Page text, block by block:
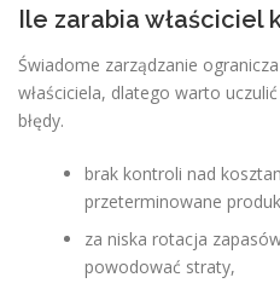
Ile zarabia właściciel
Świadome zarządzanie
właściciela, dlatego warto
błędy.
brak kontroli nad
przeterminowane
za niska rotacja
powodować straty,